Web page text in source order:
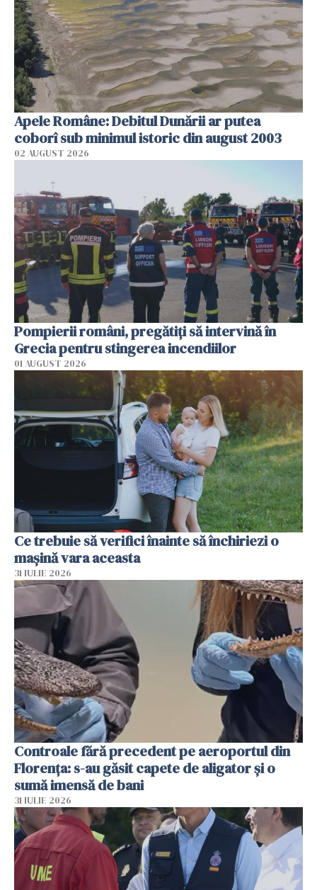
Apele Române: Debitul Dunării ar putea
coborî sub minimul istoric din august 2003
02 AUGUST 2026
Pompierii români, pregătiţi să intervină în
Grecia pentru stingerea incendiilor
01 AUGUST 2026
Ce trebuie să verifici înainte să închiriezi o
mașină vara aceasta
31 IULIE 2026
Controale fără precedent pe aeroportul din
Florența: s-au găsit capete de aligator și o
sumă imensă de bani
31 IULIE 2026